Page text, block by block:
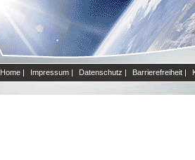
Home | Impressum | Datenschutz | Barrierefreiheit |